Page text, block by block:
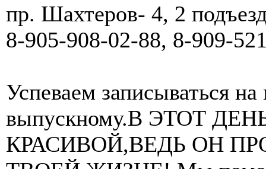
пр. Шахтеров- 4, 2
8-905-908-02-88, 8-909-
Успеваем записываться
выпускному.В ЭТОТ
КРАСИВОЙ,ВЕДЬ ОН